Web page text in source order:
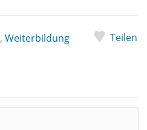
, Weiterbildung Teilen